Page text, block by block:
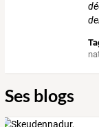
Ses blogs